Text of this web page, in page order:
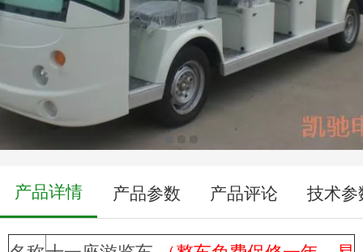
11座电动观光车[CAR-YL11MX]
产品详情 产品参数 产品评论 技术参